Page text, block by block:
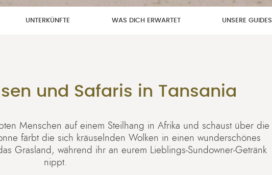
UNTERKÜNFTE WAS DICH ERWARTET UNSERE GUIDES
und Safaris in Tansania
Menschen auf einem Steilhang in Afrika und schaust über die
färbt die sich kräuselnden Wolken in einen wunderschönes
Grasland, während ihr an eurem Lieblings-Sundowner-Getränk
nippt.